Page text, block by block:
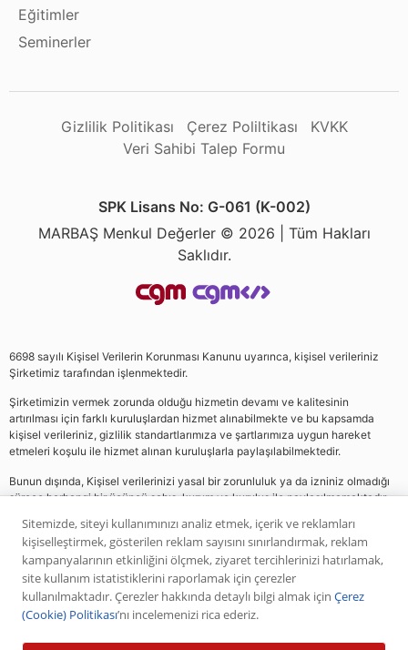
Eğitimler
Seminerler
Gizlilik Politikası Çerez Poliltikası
KVKK
Veri Sahibi Talep Formu
SPK Lisans No: G-061 (K-002)
MARBAŞ Menkul Değerler © 2026 | Tüm Hakları
Saklıdır.
6698 sayılı Kişisel Verilerin Korunması Kanunu uyarınca, kişisel verileriniz
Şirketimiz tarafından işlenmektedir.
Şirketimizin vermek zorunda olduğu hizmetin devamı ve kalitesinin
artırılması için farklı kuruluşlardan hizmet alınabilmekte ve bu kapsamda
kişisel verileriniz, gizlilik standartlarımıza ve şartlarımıza uygun hareket
etmeleri koşulu ile hizmet alınan kuruluşlarla paylaşılabilmektedir.
Bunun dışında, Kişisel verilerinizi yasal bir zorunluluk ya da izniniz olmadığı
sürece herhangi bir üçüncü şahıs, kurum ve kuruluş ile paylaşılmamaktadır.
Web sitemizde yer alan analiz, yorum ve tavsiyeler yatırım danışmanlığı
kapsamında değildir. Bu tavsiyeler genel nitelikte olup, özel olarak sizin mali
durumunuz ile risk ve getiri tercihlerinize uygun olarak hazırlanmamıştır. Bu
nedenle, sadece burada yer alan bilgilere dayanılarak yatırım kararı verilmesi
beklentilerinize uygun sonuçlar doğurmayabilir. Yapılan tüm yorumlar
Sitemizde, siteyi kullanımınızı analiz etmek, içerik ve reklamları
kişiselleştirmek, gösterilen reklam sayısını sınırlandırmak, reklam
kampanyalarının etkinliğini ölçmek, ziyaret tercihlerinizi hatırlamak,
site kullanım istatistiklerini raporlamak için çerezler
kullanılmaktadır. Çerezler hakkında detaylı bilgi almak için Çerez
(Cookie) Politikası’nı incelemenizi rica ederiz.